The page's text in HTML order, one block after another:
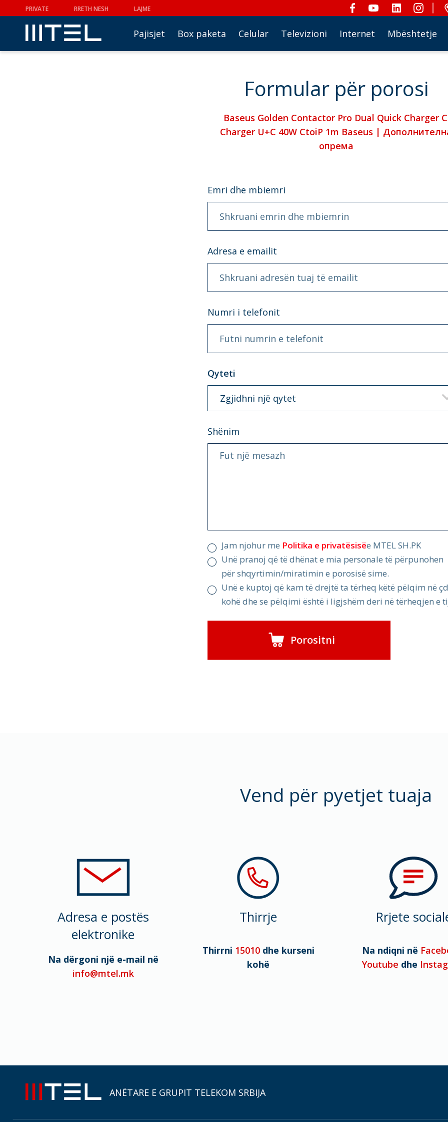
PRIVATE RRETH NESH LAJME
Pajisjet Box paketa Celular Televizioni Internet Mbështetje
Formular për porosi
Baseus Golden Contactor Pro Dual Quick Charger
Charger U+C 40W CtoiP 1m Baseus |
опрема
Emri dhe mbiemri
Shkruani emrin dhe mbiemrin
Adresa e emailit
Shkruani adresën tuaj të emailit
Numri i telefonit
Futni numrin e telefonit
Qyteti
Zgjidhni një qytet
Shënim
Fut një mesazh
Jam njohur me Politika e privatësisëe MTEL SH.PK
Unë pranoj që të dhënat e mia personale të përpunohen
për shqyrtimin/miratimin e porosisë sime.
Unë e kuptoj që kam të drejtë ta tërheq këtë pëlqim në
kohë dhe se pëlqimi është i ligjshëm deri në tërheqjen e
Porositni
Vend për pyetjet tuaja
Adresa e postës
elektronike
Na dërgoni një e-mail në
info@mtel.mk
Thirrje
Thirrni 15010dhe kurseni
kohë
Rrjete
Na ndiqni në
Youtube dhe
ANËTARE E GRUPIT TELEKOM SRBIJA